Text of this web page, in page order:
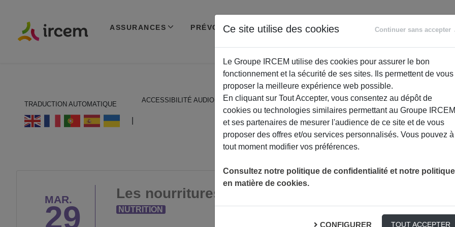
ASSURANCES PRÉVOYANCE RETRAITE
ACCOMPAGNEMENT
TRADUCTION AUTOMATIQUE
ACCESSIBILITÉ AUDIO
MAR.
29
Les nourritures du sommeil
NUTRITION
Ce site utilise des cookies Continuer sans accepter
Le Groupe IRCEM utilise des cookies pour assurer le bon
fonctionnement et la sécurité de ses sites. Ils permettent de vous
proposer la meilleure expérience web possible.
En cliquant sur Tout Accepter, vous consentez au dépôt de
cookies ou technologies similaires permettant au Groupe IRCEM
et ses partenaires de mesurer l'audience de ce site et de vous
proposer des offres et/ou services personnalisés. Vous pouvez à
tout moment modifier vos préférences.
Consultez notre politique de confidentialité et notre politique
en matière de cookies.
CONFIGURER TOUT ACCEPTER